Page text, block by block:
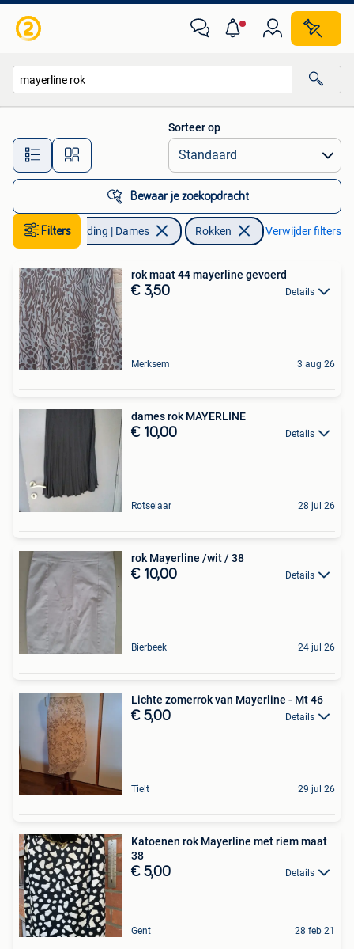
Alle afstanden…
Sorteer op
Bewaar je zoekopdracht
Filters Kleding | Dames Rokken Verwijder filters
rok maat 44 mayerline gevoerd
€ 3,50 Details
Merksem 3 aug 26
dames rok MAYERLINE
€ 10,00 Details
Rotselaar 28 jul 26
rok Mayerline /wit / 38
€ 10,00 Details
Bierbeek 24 jul 26
Lichte zomerrok van Mayerline - Mt 46
€ 5,00 Details
Tielt 29 jul 26
Katoenen rok Mayerline met riem maat
38
€ 5,00 Details
Gent 28 feb 21